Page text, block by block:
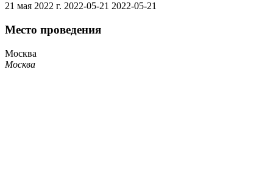
21 мая 2022 г. 2022-05-21 2022-05-21
Место проведения
Москва
Москва